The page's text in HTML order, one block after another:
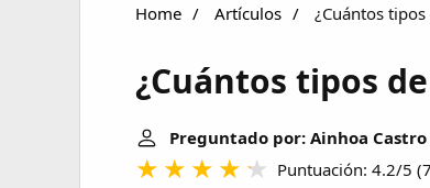
Home Artículos ¿Cuántos
¿Cuántos tipos
Preguntado por: Ainhoa
Puntuación: 4.2/5 (